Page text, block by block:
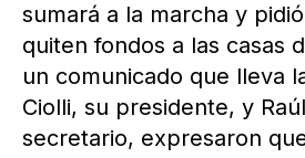
sumará a la marcha y
quiten fondos a las casas
un comunicado que lleva
Ciolli, su presidente, y
secretario, expresaron